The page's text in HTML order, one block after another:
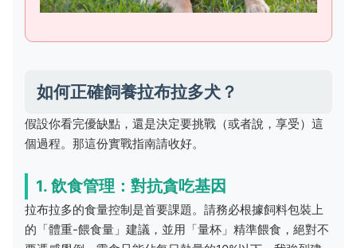
如何正確飼養拉布拉多犬？
假設你看完優缺點，還是決定要挑戰（或者說，享受）這
個過程。那這份實戰指南請收好。
1. 飲食管理：對抗貪吃基因
拉布拉多的食量控制是首要課題。請務必根據飼料包裝上
的「體重-餵食量」建議，並用「量杯」精準餵食，絕對不